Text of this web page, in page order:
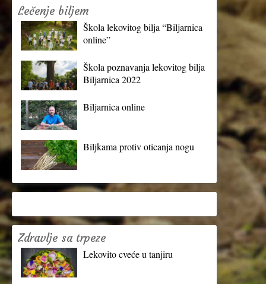
Lečenje biljem
Škola lekovitog bilja “Biljarnica
online”
Škola poznavanja lekovitog bilja
Biljarnica 2022
Biljarnica online
Biljkama protiv oticanja nogu
Zdravlje sa trpeze
Lekovito cveće u tanjiru